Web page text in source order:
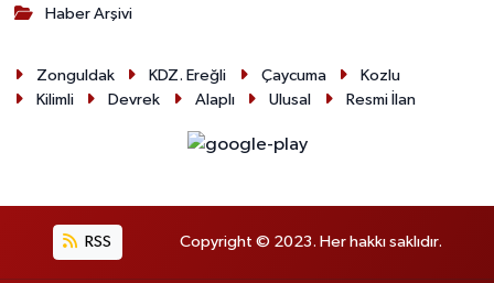
Haber Arşivi
Zonguldak KDZ. Ereğli Çaycuma
Kozlu
Kilimli
Devrek Alaplı Ulusal Resmi İlan
RSS Copyright © 2023. Her hakkı saklıdır.